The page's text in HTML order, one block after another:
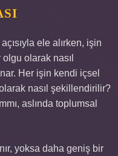
ele alırken, işin
olarak nasıl
Her işin kendi içsel
nasıl şekillendirilir?
aslında toplumsal
yoksa daha geniş bir